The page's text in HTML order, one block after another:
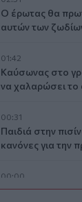
Ο έρωτας θα
αυτών των
01:42
Καύσωνας στο
να χαλαρώσει το
00:31
Παιδιά στην
κανόνες για την
00:00
Ανατριχιαστικό